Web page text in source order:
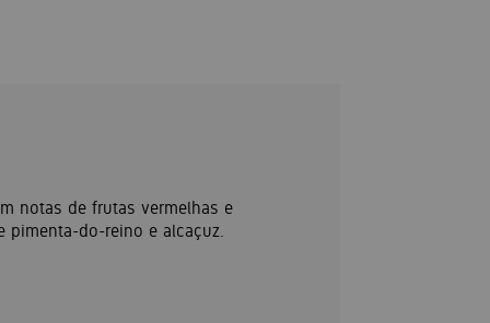
notas de frutas vermelhas e
pimenta-do-reino e alcaçuz.